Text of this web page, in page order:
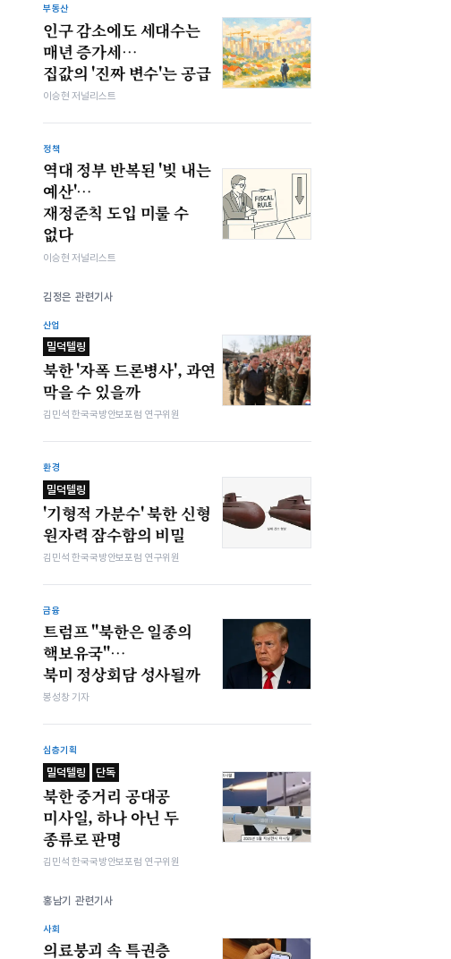
부동산
인구 감소에도 세대수는
매년 증가세…
집값의 '진짜 변수'는 공급
이승현 저널리스트
정책
역대 정부 반복된 '빚 내는
예산'…
재정준칙 도입 미룰 수
없다
이승현 저널리스트
김정은 관련기사
산업
밀덕텔링
북한 '자폭 드론병사', 과연
막을 수 있을까
김민석 한국국방안보포럼 연구위원
환경
밀덕텔링
'기형적 가분수' 북한 신형
원자력 잠수함의 비밀
김민석 한국국방안보포럼 연구위원
금융
트럼프 "북한은 일종의
핵보유국"…
북미 정상회담 성사될까
봉성창 기자
심층기획
밀덕텔링 단독
북한 중거리 공대공
미사일, 하나 아닌 두
종류로 판명
김민석 한국국방안보포럼 연구위원
홍남기 관련기사
사회
의료붕괴 속 특권층